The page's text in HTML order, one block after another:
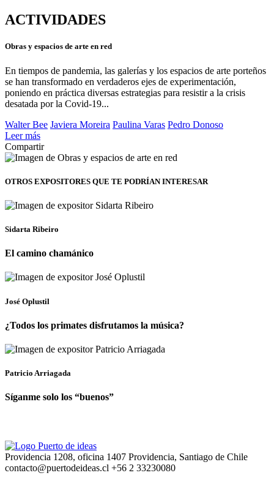
ACTIVIDADES
Obras y espacios de arte en red
En tiempos de pandemia, las galerías y los espacios de arte porteños
se han transformado en verdaderos ejes de experimentación,
poniendo en práctica diversas estrategias para resistir a la crisis
desatada por la Covid-19...
Walter Bee Javiera Moreira Paulina Varas Pedro Donoso
Leer más
Compartir
OTROS EXPOSITORES QUE TE PODRÍAN INTERESAR
Sidarta Ribeiro
El camino chamánico
José Oplustil
¿Todos los primates disfrutamos la música?
Patricio Arriagada
Síganme solo los “buenos”
Providencia 1208, oficina 1407 Providencia, Santiago de Chile
contacto@puertodeideas.cl +56 2 33230080